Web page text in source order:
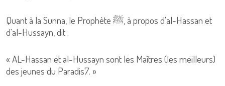
Quant à la Sunna, le Prophète ﷺ, à propos d'al-Hassan et
d'al-Hussayn, dit :
« AL-Hassan et al-Hussayn sont les Maîtres (les meilleurs)
des jeunes du Paradis7. »